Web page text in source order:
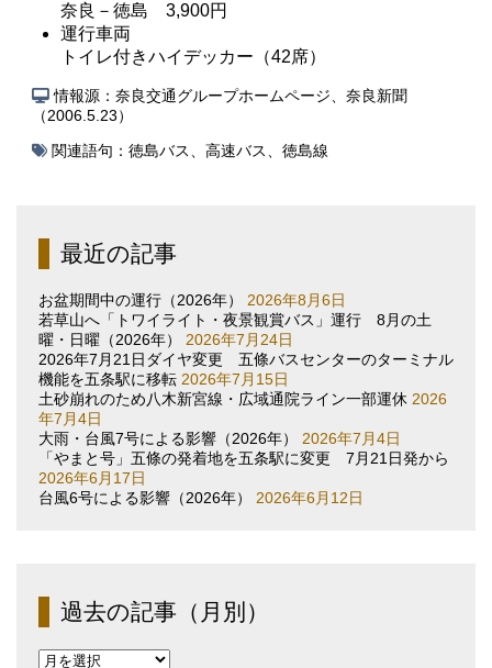
奈良－徳島 3,900円
運行車両
トイレ付きハイデッカー（42席）
情報源：奈良交通グループホームページ、奈良新聞
（2006.5.23）
関連語句： 徳島バス 高速バス 徳島線
最近の記事
お盆期間中の運行（2026年）
2026年8月6日
若草山へ「トワイライト・夜景観賞バス」運行 8月の土
曜・日曜（2026年）
2026年7月24日
2026年7月21日ダイヤ変更 五條バスセンターのターミナル
機能を五条駅に移転 2026年7月15日
土砂崩れのため八木新宮線・広域通院ライン一部運休 2026
年7月4日
大雨・台風7号による影響（2026年）
2026年7月4日
「やまと号」五條の発着地を五条駅に変更 7月21日発から
2026年6月17日
台風6号による影響（2026年）
2026年6月12日
過去の記事（月別）
過